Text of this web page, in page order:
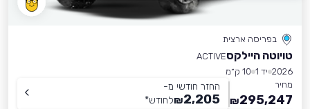
בפריסה ארצית
טויוטה היילקסACTIVE
2026 יד 1
10 ק״מ
מחיר
295,247
₪
החזר חודשי מ-
2,205
₪לחודש*